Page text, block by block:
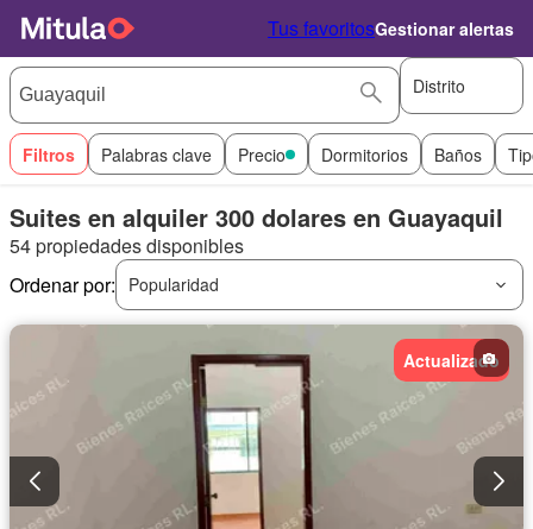
Tus favoritosGestionar alertas
Distrito
Filtros Palabras clave Precio Dormitorios Baños
Suites en alquiler 300 dolares en Guayaquil
54 propiedades disponibles
Ordenar por:
Popularidad
Actualizado